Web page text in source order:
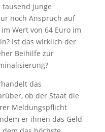
tausend junge
noch Anspruch auf
Wert von 64Euro im
Ist das wirklich der
Beihilfe zur
das
ob der Staat die
Meldungspflicht
er ihnen das Geld